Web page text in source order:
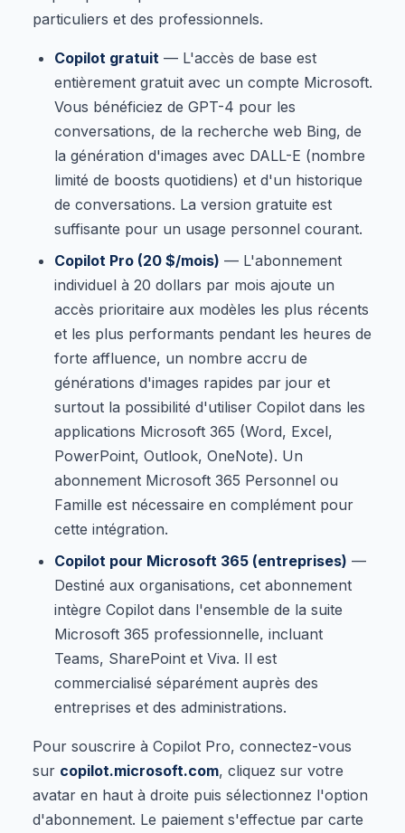
particuliers et des professionnels.
Copilot gratuit — L'accès de base est
entièrement gratuit avec un compte Microsoft.
Vous bénéficiez de GPT-4 pour les
conversations, de la recherche web Bing, de
la génération d'images avec DALL-E (nombre
limité de boosts quotidiens) et d'un historique
de conversations. La version gratuite est
suffisante pour un usage personnel courant.
Copilot Pro (20 $/mois) — L'abonnement
individuel à 20 dollars par mois ajoute un
accès prioritaire aux modèles les plus récents
et les plus performants pendant les heures de
forte affluence, un nombre accru de
générations d'images rapides par jour et
surtout la possibilité d'utiliser Copilot dans les
applications Microsoft 365 (Word, Excel,
PowerPoint, Outlook, OneNote). Un
abonnement Microsoft 365 Personnel ou
Famille est nécessaire en complément pour
cette intégration.
Copilot pour Microsoft 365 (entreprises) —
Destiné aux organisations, cet abonnement
intègre Copilot dans l'ensemble de la suite
Microsoft 365 professionnelle, incluant
Teams, SharePoint et Viva. Il est
commercialisé séparément auprès des
entreprises et des administrations.
Pour souscrire à Copilot Pro, connectez-vous
sur copilot.microsoft.com, cliquez sur votre
avatar en haut à droite puis sélectionnez l'option
d'abonnement. Le paiement s'effectue par carte